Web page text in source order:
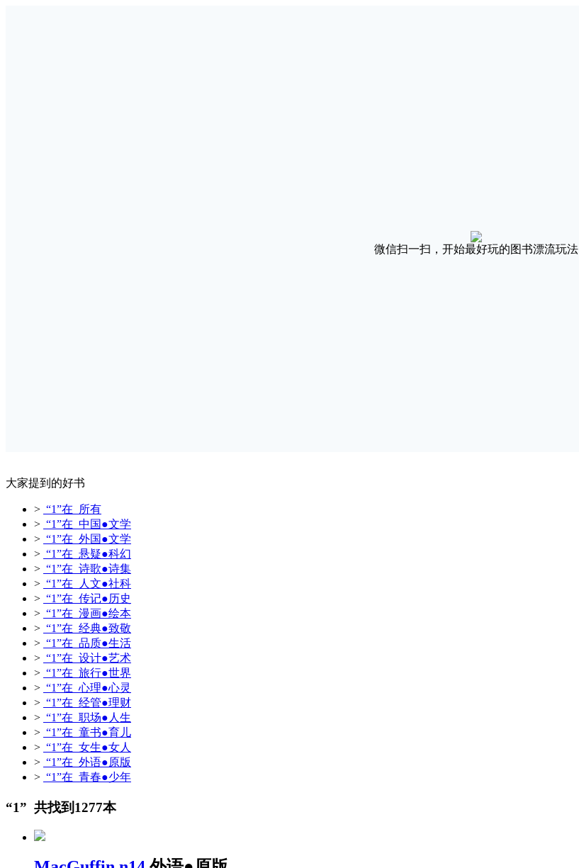
微信扫一扫，开始最好玩的图书漂流玩法
大家提到的好书
> “1”在 所有
> “1”在 中国●文学
> “1”在 外国●文学
> “1”在 悬疑●科幻
> “1”在 诗歌●诗集
> “1”在 人文●社科
> “1”在 传记●历史
> “1”在 漫画●绘本
> “1”在 经典●致敬
> “1”在 品质●生活
> “1”在 设计●艺术
> “1”在 旅行●世界
> “1”在 心理●心灵
> “1”在 经管●理财
> “1”在 职场●人生
> “1”在 童书●育儿
> “1”在 女生●女人
> “1”在 外语●原版
> “1”在 青春●少年
“1” 共找到1277本